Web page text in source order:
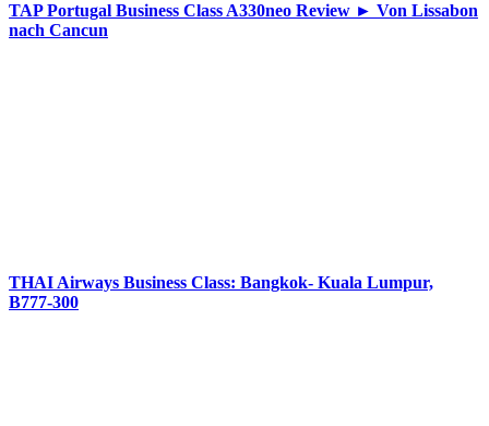
TAP Portugal Business Class A330neo Review ► Von Lissabon
nach Cancun
THAI Airways Business Class: Bangkok- Kuala Lumpur,
B777-300